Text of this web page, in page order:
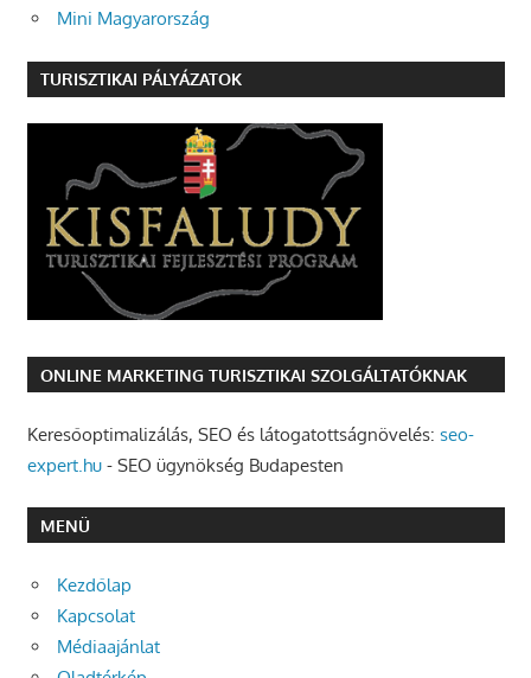
Mini Magyarország
TURISZTIKAI PÁLYÁZATOK
ONLINE MARKETING TURISZTIKAI SZOLGÁLTATÓKNAK
Keresőoptimalizálás, SEO és látogatottságnövelés: seo-
expert.hu- SEO ügynökség Budapesten
MENÜ
Kezdőlap
Kapcsolat
Médiaajánlat